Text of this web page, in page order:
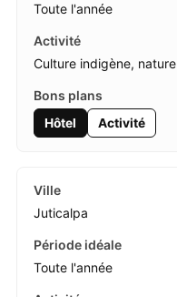
Toute l'année
Culture indigène, nature
Hôtel Activité
Juticalpa
Toute l'année